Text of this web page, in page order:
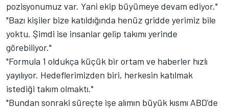
pozisyonumuz var. Yani ekip büyümeye devam ediyor."
"Bazı kişiler bize katıldığında henüz gridde yerimiz bile
yoktu. Şimdi ise insanlar gelip takımı yerinde
görebiliyor."
"Formula 1 oldukça küçük bir ortam ve haberler hızlı
yayılıyor. Hedeflerimizden biri, herkesin katılmak
istediği takım olmaktı."
"Bundan sonraki süreçte işe alımın büyük kısmı ABD'de